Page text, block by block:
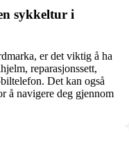
sykkeltur i
er det viktig å ha
reparasjonssett,
Det kan også
å navigere deg gjennom